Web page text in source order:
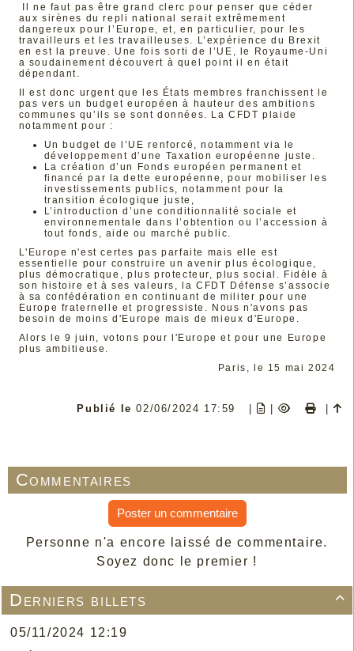

Derniers billets
05/11/2024 12:19
Il ne faut pas être grand clerc pour penser que céder
aux sirènes du repli national serait extrêmement
dangereux pour l’Europe, et, en particulier, pour les
travailleurs et les travailleuses. L’expérience du Brexit
en est la preuve. Une fois sorti de l’UE, le Royaume-Uni
a soudainement découvert à quel point il en était
dépendant.
Il est donc urgent que les États membres franchissent le
pas vers un budget européen à hauteur des ambitions
communes qu’ils se sont données. La CFDT plaide
notamment pour :
Un budget de l’UE renforcé, notamment via le
développement d’une Taxation européenne juste.
La création d’un Fonds européen permanent et
financé par la dette européenne, pour mobiliser les
investissements publics, notamment pour la
transition écologique juste,
L’introduction d’une conditionnalité sociale et
environnementale dans l’obtention ou l’accession à
tout fonds, aide ou marché public.
L'Europe n'est certes pas parfaite mais elle est
essentielle pour construire un avenir plus écologique,
plus démocratique, plus protecteur, plus social. Fidèle à
son histoire et à ses valeurs, la CFDT Défense s’associe
à sa confédération en continuant de militer pour une
Europe fraternelle et progressiste. Nous n'avons pas
besoin de moins d'Europe mais de mieux d'Europe.
Alors le 9 juin, votons pour l'Europe et pour une Europe
plus ambitieuse.
Paris, le 15 mai 2024
Publié le02/06/2024 17:59 | | |
Commentaires
Poster un commentaire
Personne n'a encore laissé de commentaire.
Soyez donc le premier !